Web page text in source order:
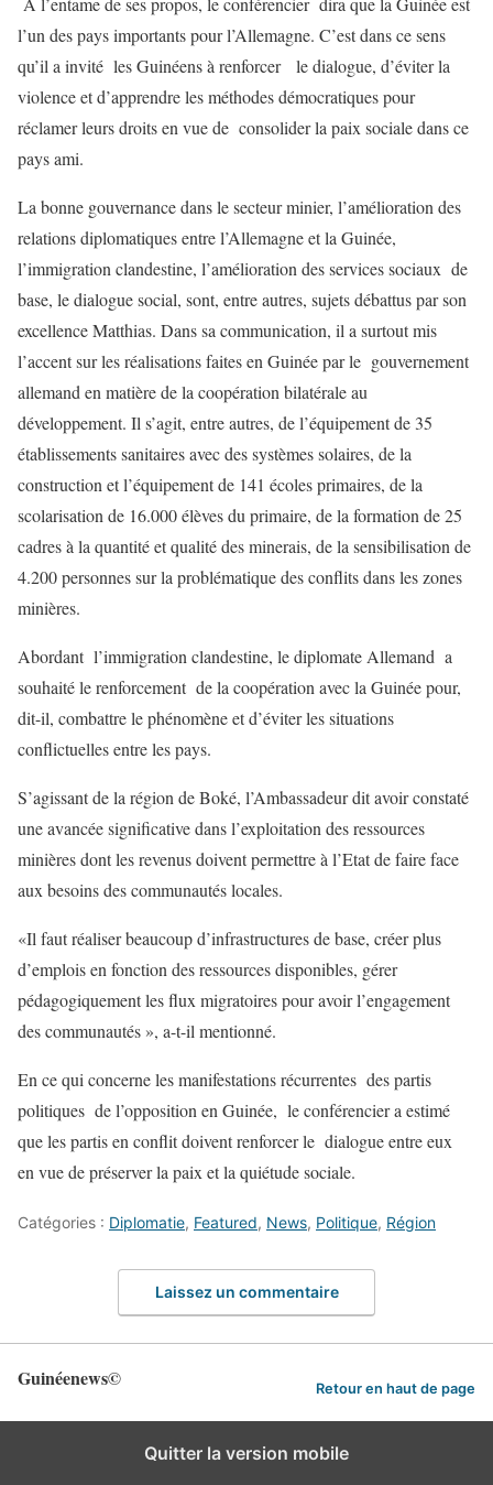
l’un des pays importants pour l’Allemagne. C’est dans ce sens
qu’il a invité les Guinéens à renforcer le dialogue, d’éviter la
violence et d’apprendre les méthodes démocratiques pour
réclamer leurs droits en vue de consolider la paix sociale dans ce
pays ami.
La bonne gouvernance dans le secteur minier, l’amélioration des
relations diplomatiques entre l’Allemagne et la Guinée,
l’immigration clandestine, l’amélioration des services sociaux de
base, le dialogue social, sont, entre autres, sujets débattus par son
excellence Matthias. Dans sa communication, il a surtout mis
l’accent sur les réalisations faites en Guinée par le gouvernement
allemand en matière de la coopération bilatérale au
développement. Il s’agit, entre autres, de l’équipement de 35
établissements sanitaires avec des systèmes solaires, de la
construction et l’équipement de 141 écoles primaires, de la
scolarisation de 16.000 élèves du primaire, de la formation de 25
cadres à la quantité et qualité des minerais, de la sensibilisation de
4.200 personnes sur la problématique des conflits dans les zones
minières.
Abordant l’immigration clandestine, le diplomate Allemand a
souhaité le renforcement de la coopération avec la Guinée pour,
dit-il, combattre le phénomène et d’éviter les situations
conflictuelles entre les pays.
S’agissant de la région de Boké, l’Ambassadeur dit avoir constaté
une avancée significative dans l’exploitation des ressources
minières dont les revenus doivent permettre à l’Etat de faire face
aux besoins des communautés locales.
«Il faut réaliser beaucoup d’infrastructures de base, créer plus
d’emplois en fonction des ressources disponibles, gérer
pédagogiquement les flux migratoires pour avoir l’engagement
des communautés », a-t-il mentionné.
En ce qui concerne les manifestations récurrentes des partis
politiques de l’opposition en Guinée, le conférencier a estimé
que les partis en conflit doivent renforcer le dialogue entre eux
en vue de préserver la paix et la quiétude sociale.
Catégories : Diplomatie, Featured, News, Politique, Région
Laissez un commentaire
Guinéenews© Retour en haut de page
Quitter la version mobile